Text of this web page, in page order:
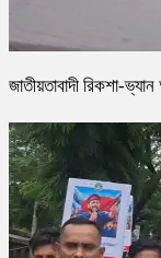
জাতীয়তাবাদী রিকশা-